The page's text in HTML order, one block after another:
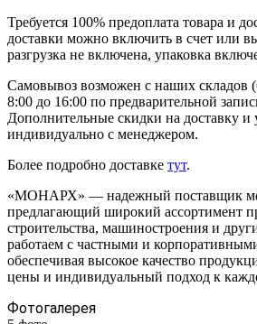
Требуется 100% предоплата товара и
доставки можно включить в счет или
разгрузка не включена, упаковка
Самовывоз возможен с наших складов
8:00 до 16:00 по предварительной
Дополнительные скидки на доставку и
индивидуально с менеджером.
Более подробно доставке тут.
«МОНАРХ» — надежный поставщик
предлагающий широкий ассортимент
строительства, машиностроения и
работаем с частными и
обеспечивая высокое качество
цены и индивидуальный подход к
Фотогалерея